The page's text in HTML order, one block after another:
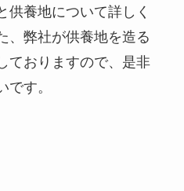
供養地について詳しく
、弊社が供養地を造る
ておりますので、是非
です。